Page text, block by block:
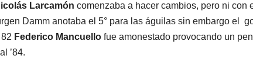
Larcamón comenzaba a hacer cambios, pero ni con
Damm anotaba el 5° para las águilas sin embargo el
Federico Mancuello fue amonestado provocando un
al ’84.